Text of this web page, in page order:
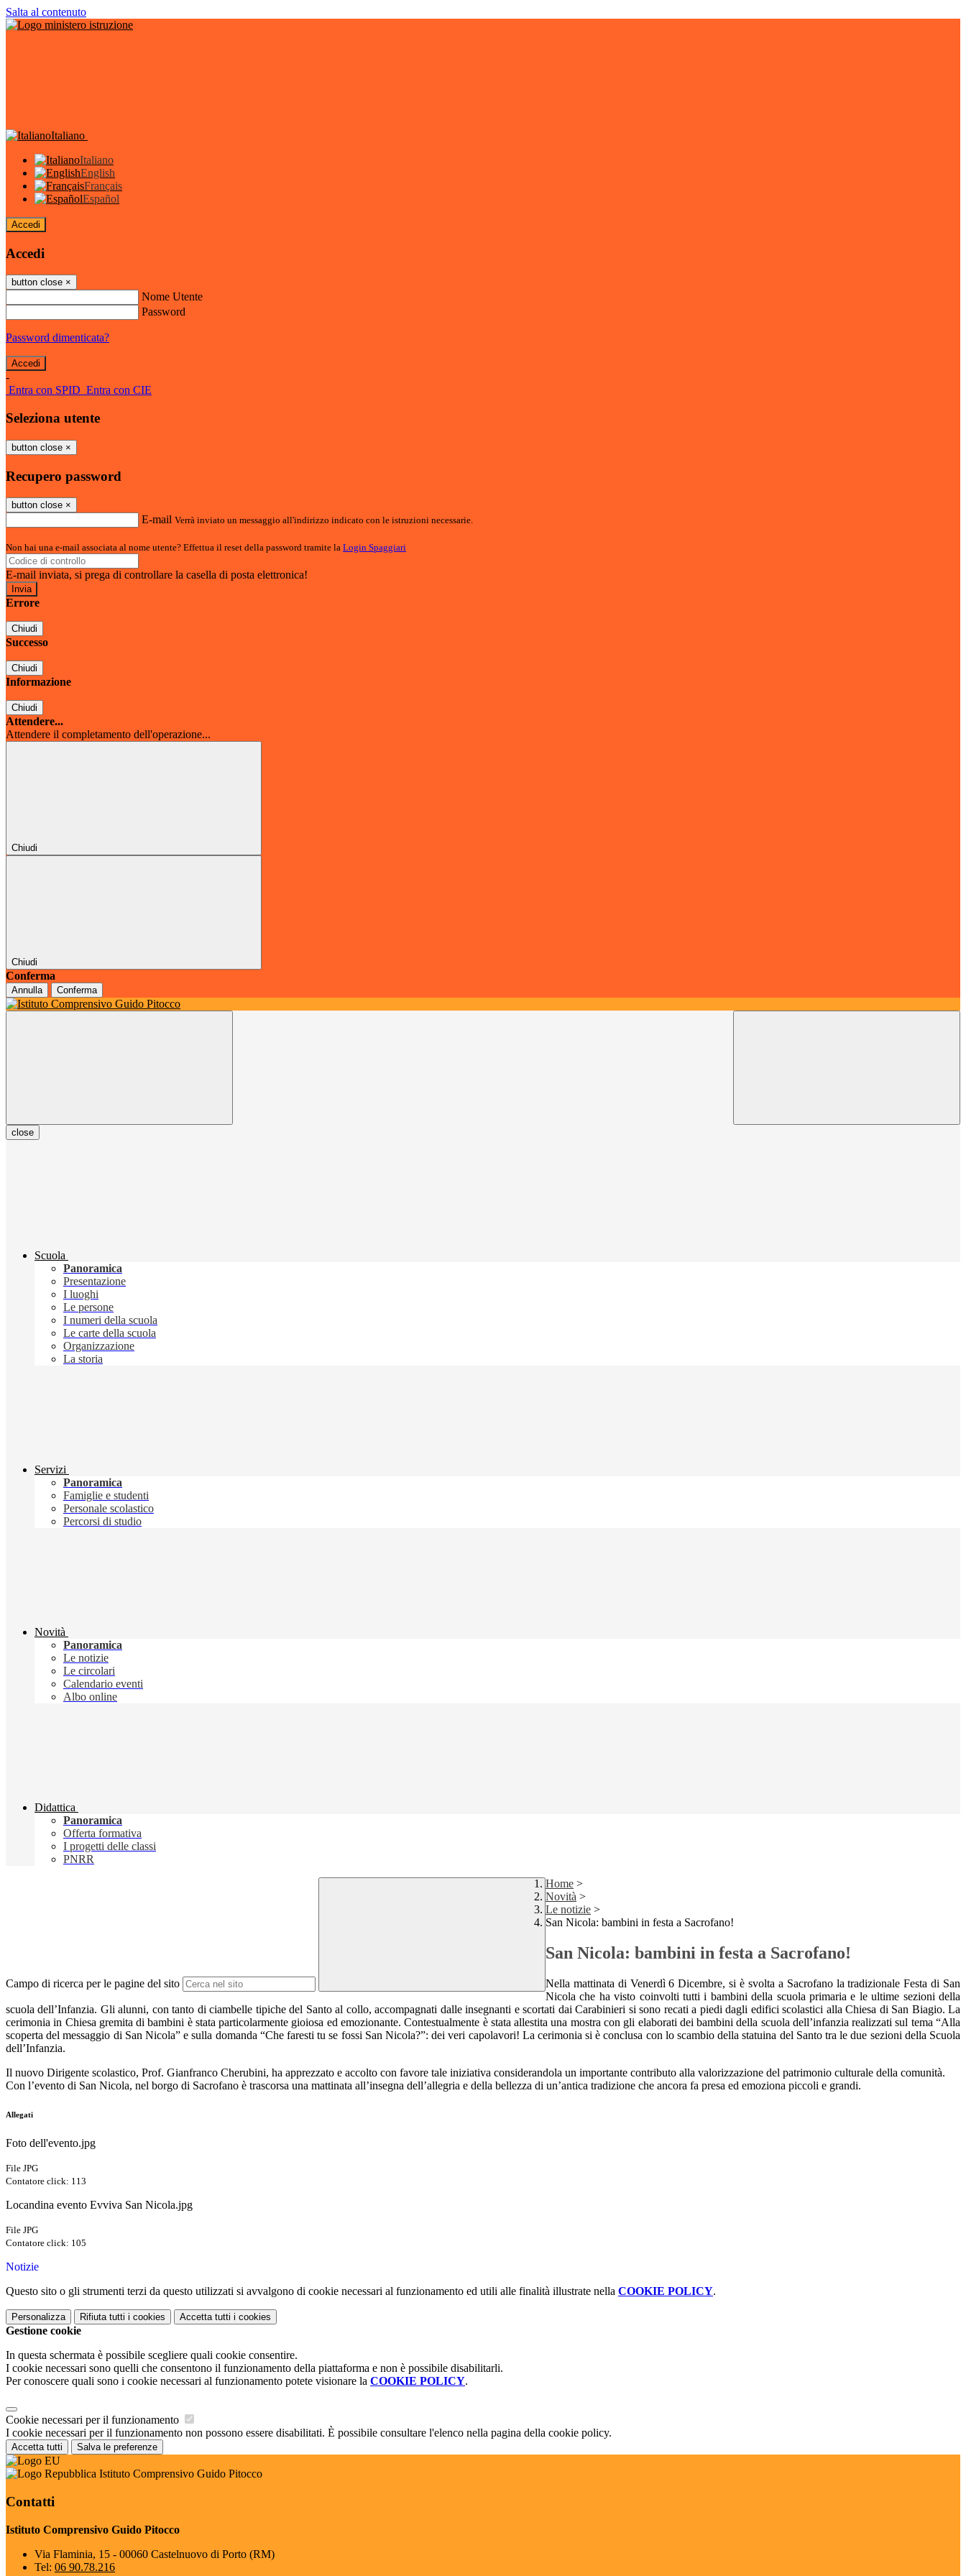
Salta al contenuto
Italiano
Italiano
English
Français
Español
Accedi
Accedi
button close ×
Nome Utente
Password
Password dimenticata?
-
Entra con SPID Entra con CIE
Seleziona utente
button close ×
Recupero password
button close ×
E-mail Verrà inviato un messaggio all'indirizzo indicato con le istruzioni necessarie.
Non hai una e-mail associata al nome utente? Effettua il reset della password tramite la Login Spaggiari
E-mail inviata, si prega di controllare la casella di posta elettronica!
Errore
Chiudi
Successo
Chiudi
Informazione
Chiudi
Attendere...
Attendere il completamento dell'operazione...
Chiudi
Chiudi
Conferma
Annulla Conferma
close
Scuola
Panoramica
Presentazione
I luoghi
Le persone
I numeri della scuola
Le carte della scuola
Organizzazione
La storia
Servizi
Panoramica
Famiglie e studenti
Personale scolastico
Percorsi di studio
Novità
Panoramica
Le notizie
Le circolari
Calendario eventi
Albo online
Didattica
Panoramica
Offerta formativa
I progetti delle classi
PNRR
Campo di ricerca per le pagine del sito
Home >
Novità >
Le notizie >
San Nicola: bambini in festa a Sacrofano!
San Nicola: bambini in festa a Sacrofano!
Nella mattinata di Venerdì 6 Dicembre, si è svolta a Sacrofano la tradizionale Festa di San
Nicola che ha visto coinvolti tutti i bambini della scuola primaria e le ultime sezioni della
scuola dell’Infanzia. Gli alunni, con tanto di ciambelle tipiche del Santo al collo, accompagnati dalle insegnanti e scortati dai Carabinieri si sono recati a piedi dagli edifici scolastici alla Chiesa di San Biagio. La
cerimonia in Chiesa gremita di bambini è stata particolarmente gioiosa ed emozionante. Contestualmente è stata allestita una mostra con gli elaborati dei bambini della scuola dell’infanzia realizzati sul tema “Alla
scoperta del messaggio di San Nicola” e sulla domanda “Che faresti tu se fossi San Nicola?”: dei veri capolavori! La cerimonia si è conclusa con lo scambio della statuina del Santo tra le due sezioni della Scuola
dell’Infanzia.
Il nuovo Dirigente scolastico, Prof. Gianfranco Cherubini, ha apprezzato e accolto con favore tale iniziativa considerandola un importante contributo alla valorizzazione del patrimonio culturale della comunità.
Con l’evento di San Nicola, nel borgo di Sacrofano è trascorsa una mattinata all’insegna dell’allegria e della bellezza di un’antica tradizione che ancora fa presa ed emoziona piccoli e grandi.
Allegati
Foto dell'evento.jpg
File JPG
Contatore click: 113
Locandina evento Evviva San Nicola.jpg
File JPG
Contatore click: 105
Notizie
Questo sito o gli strumenti terzi da questo utilizzati si avvalgono di cookie necessari al funzionamento ed utili alle finalità illustrate nella COOKIE POLICY.
Personalizza Rifiuta tutti i cookies Accetta tutti i cookies
Gestione cookie
In questa schermata è possibile scegliere quali cookie consentire.
I cookie necessari sono quelli che consentono il funzionamento della piattaforma e non è possibile disabilitarli.
Per conoscere quali sono i cookie necessari al funzionamento potete visionare la COOKIE POLICY.
Cookie necessari per il funzionamento
I cookie necessari per il funzionamento non possono essere disabilitati. È possibile consultare l'elenco nella pagina della cookie policy.
Accetta tutti Salva le preferenze
Istituto Comprensivo Guido Pitocco
Contatti
Istituto Comprensivo Guido Pitocco
Via Flaminia, 15 - 00060 Castelnuovo di Porto (RM)
Tel: 06 90.78.216